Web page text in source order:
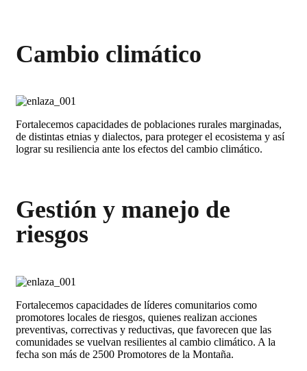
Cambio climático
Fortalecemos capacidades de poblaciones rurales marginadas,
de distintas etnias y dialectos, para proteger el ecosistema y así
lograr su resiliencia ante los efectos del cambio climático.
Gestión y manejo de
riesgos
Fortalecemos capacidades de líderes comunitarios como
promotores locales de riesgos, quienes realizan acciones
preventivas, correctivas y reductivas, que favorecen que las
comunidades se vuelvan resilientes al cambio climático. A la
fecha son más de 2500 Promotores de la Montaña.